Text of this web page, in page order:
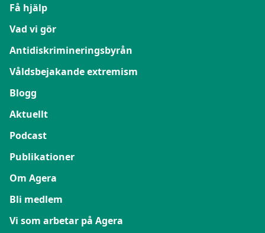
Få hjälp
Vad vi gör
Antidiskrimineringsbyrån
Våldsbejakande extremism
Blogg
Aktuellt
Podcast
Publikationer
Om Agera
Bli medlem
Vi som arbetar på Agera